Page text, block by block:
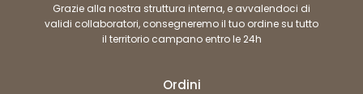
Grazie alla nostra struttura interna, e avvalendoci di
validi collaboratori, consegneremo il tuo ordine su tutto
il territorio campano entro le 24h
Ordini